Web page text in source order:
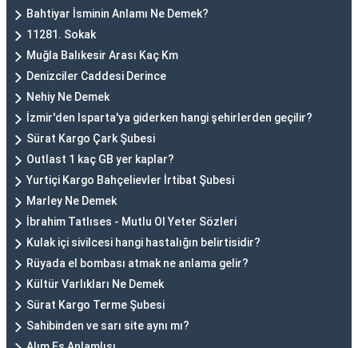
Bahtiyar İsminin Anlamı Ne Demek?
11281. Sokak
Muğla Balıkesir Arası Kaç Km
Denizciler Caddesi Derince
Nehiy Ne Demek
İzmir'den Isparta'ya giderken hangi şehirlerden geçilir?
Sürat Kargo Çark Şubesi
Outlast 1 kaç GB yer kaplar?
Yurtiçi Kargo Bahçelievler İrtibat Şubesi
Marley Ne Demek
İbrahim Tatlıses - Mutlu Ol Yeter Sözleri
Kulak içi sivilcesi hangi hastalığın belirtisidir?
Rüyada el bombası atmak ne anlama gelir?
Kültür Varlıkları Ne Demek
Sürat Kargo Terme Şubesi
Sahibinden ve sarı site aynı mı?